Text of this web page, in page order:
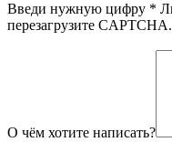
Введи нужную цифру *
перезагрузите CAPTCHA.
О чём хотите написать?